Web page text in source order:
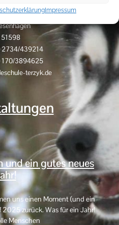
Impressum
9
51598
2734/439214
170/3894625
terzyk.de
und ein gutes neues
uns einen Moment (und ein
zurück. Was für ein Jahr!
Menschen